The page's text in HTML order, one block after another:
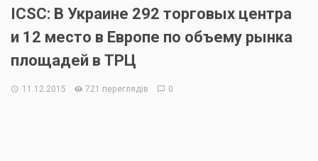
ICSC: В Украине 292 торговых центра
и 12 место в Европе по объему рынка
площадей в ТРЦ
11.12.2015 721 переглядів 0